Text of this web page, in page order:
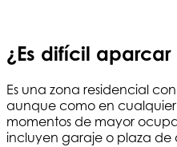
¿Es difícil
Es una zona residencial
aunque como en
momentos de mayor
incluyen garaje o plaza